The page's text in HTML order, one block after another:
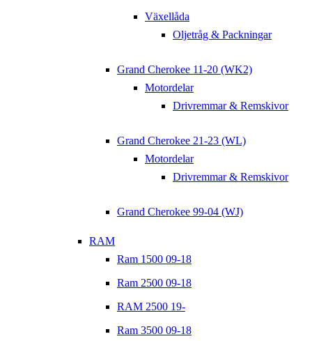
Växellåda
Oljetråg & Packningar
Grand Cherokee 11-20 (WK2)
Motordelar
Drivremmar & Remskivor
Grand Cherokee 21-23 (WL)
Motordelar
Drivremmar & Remskivor
Grand Cherokee 99-04 (WJ)
RAM
Ram 1500 09-18
Ram 2500 09-18
RAM 2500 19-
Ram 3500 09-18